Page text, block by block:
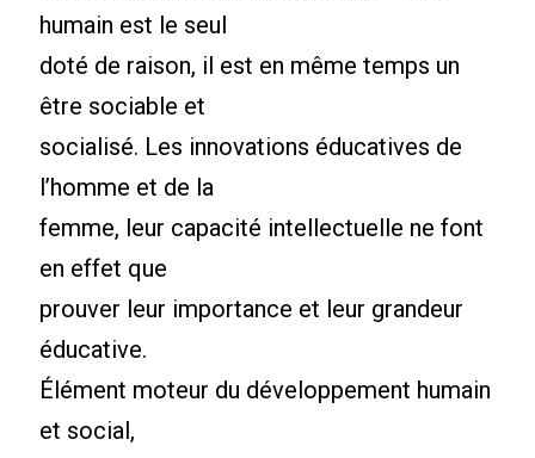
humain est le seul
doté de raison, il est en même temps un
être sociable et
socialisé. Les innovations éducatives de
l’homme et de la
femme, leur capacité intellectuelle ne font
en effet que
prouver leur importance et leur grandeur
éducative.
Élément moteur du développement humain
et social,